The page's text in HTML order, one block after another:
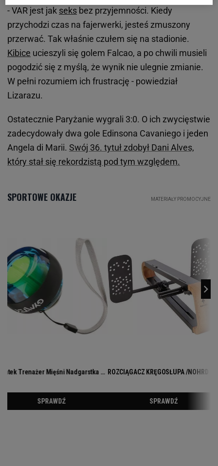
- VAR jest jak seks bez przyjemności. Kiedy
przychodzi czas na fajerwerki, jesteś zmuszony
przerwać. Tak właśnie czułem się na stadionie.
Kibice ucieszyli się golem Falcao, a po chwili musieli
pogodzić się z myślą, że wynik nie ulegnie zmianie.
W pełni rozumiem ich frustrację - powiedział
Lizarazu.
Ostatecznie Paryżanie wygrali 3:0. O ich zwycięstwie
zadecydowały dwa gole Edinsona Cavaniego i jeden
Angela di Marii. Swój 36. tytuł zdobył Dani Alves,
który stał się rekordzistą pod tym względem.